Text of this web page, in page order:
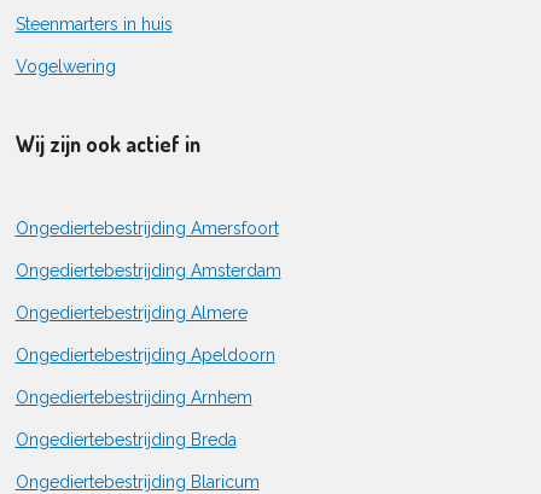
Steenmarters in huis
Vogelwering
Wij zijn ook actief in
Ongediertebestrijding Amersfoort
Ongediertebestrijding Amsterdam
Ongediertebestrijding Almere
Ongediertebestrijding Apeldoorn
Ongediertebestrijding Arnhem
Ongediertebestrijding Breda
Ongediertebestrijding Blaricum